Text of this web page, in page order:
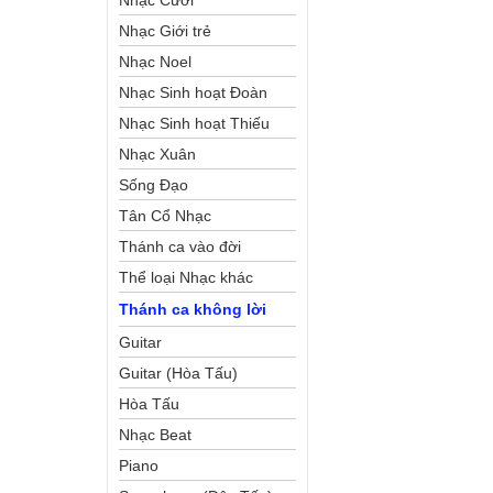
Nhạc Giới trẻ
Nhạc Noel
Nhạc Sinh hoạt Đoàn
Thể Công Giáo
Nhạc Sinh hoạt Thiếu
Nhi
Nhạc Xuân
Sống Đạo
Tân Cổ Nhạc
Thánh ca vào đời
Thể loại Nhạc khác
Thánh ca không lời
Guitar
Guitar (Hòa Tấu)
Hòa Tấu
Nhạc Beat
Piano